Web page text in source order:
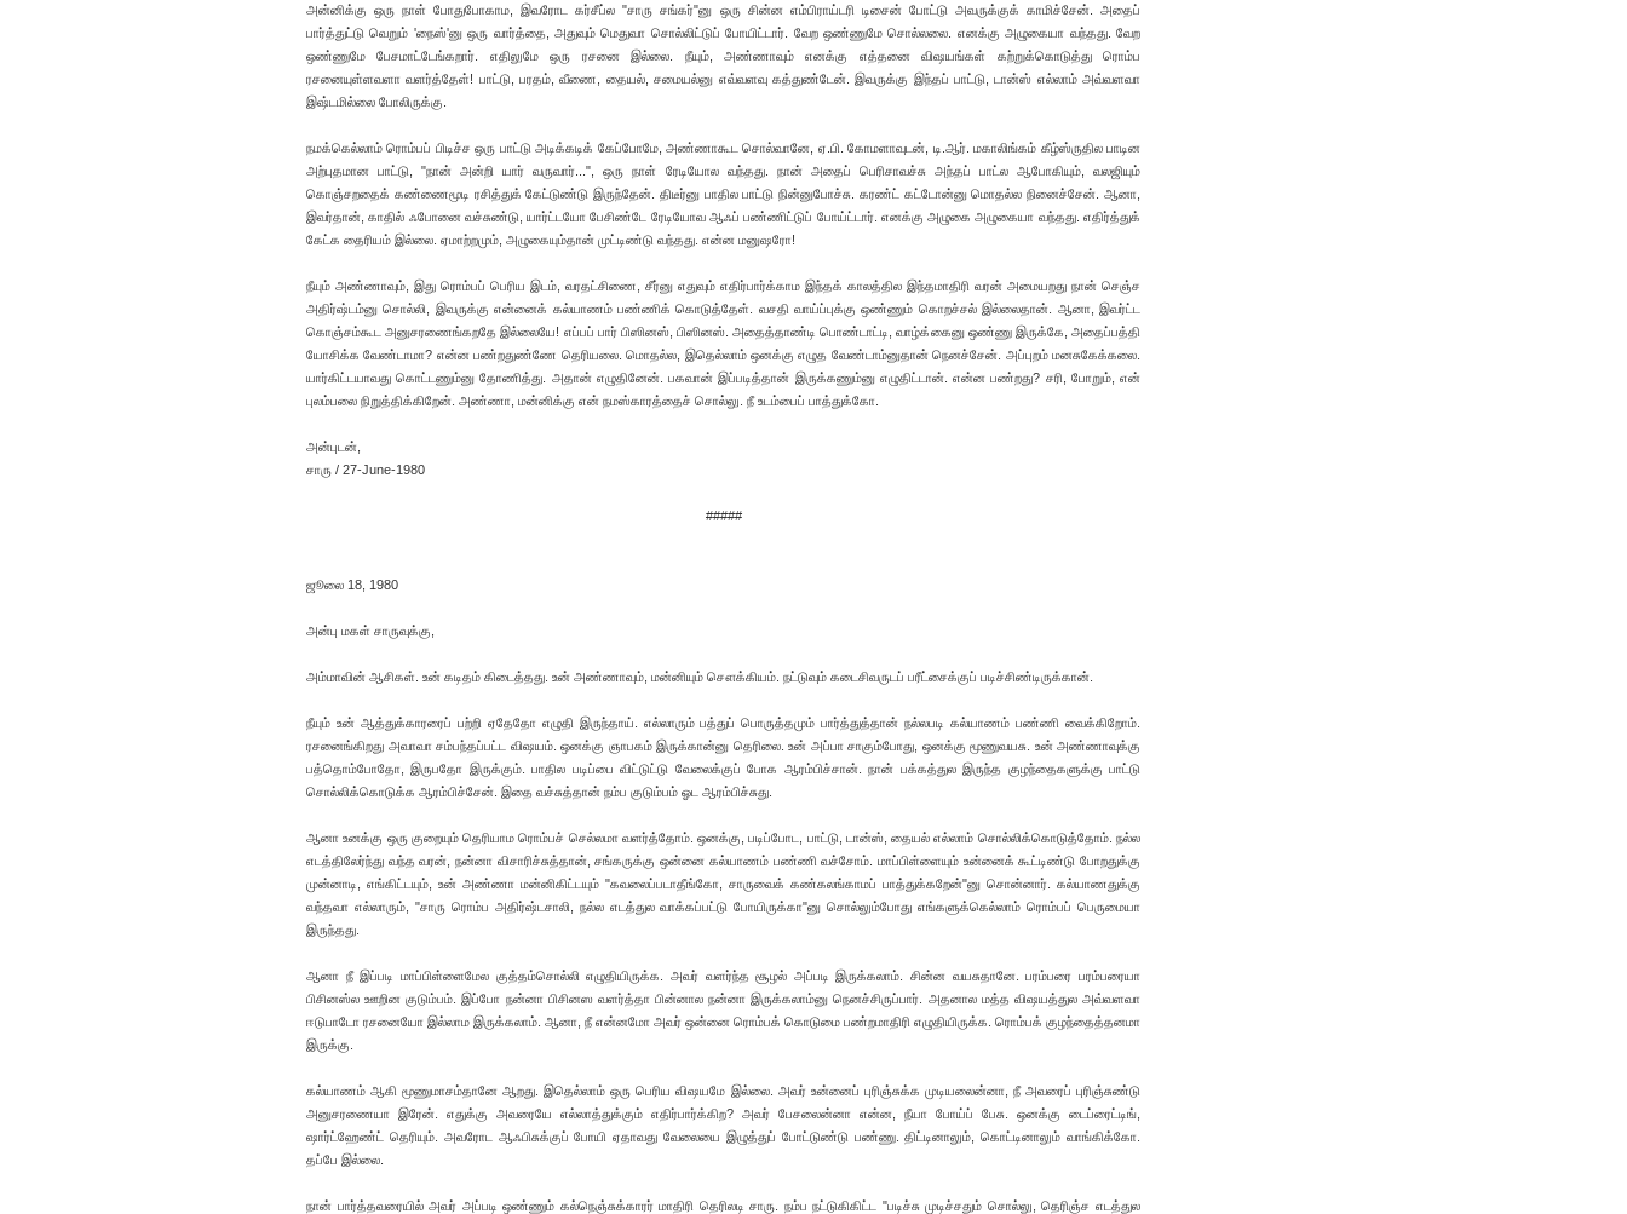
அன்னிக்கு ஒரு நாள் போதுபோகாம, இவரோட கர்சீப்ல "சாரு சங்கர்"னு ஒரு சின்ன எம்பிராய்டரி டிசைன் போட்டு அவருக்குக் காமிச்சேன். அதைப்
பார்த்துட்டு வெறும் 'நைஸ்'னு ஒரு வார்த்தை, அதுவும் மெதுவா சொல்லிட்டுப் போயிட்டார். வேற ஒண்ணுமே சொல்லலை. எனக்கு அழுகையா வந்தது. வேற
ஒண்ணுமே பேசமாட்டேங்கறார். எதிலுமே ஒரு ரசனை இல்லை. நீயும், அண்ணாவும் எனக்கு எத்தனை விஷயங்கள் கற்றுக்கொடுத்து ரொம்ப
ரசனையுள்ளவளா வளர்த்தேள்! பாட்டு, பரதம், வீணை, தையல், சமையல்னு எவ்வளவு கத்துண்டேன். இவருக்கு இந்தப் பாட்டு, டான்ஸ் எல்லாம் அவ்வளவா
இஷ்டமில்லை போலிருக்கு.
நமக்கெல்லாம் ரொம்பப் பிடிச்ச ஒரு பாட்டு அடிக்கடிக் கேப்போமே, அண்ணாகூட சொல்வானே, ஏ.பி. கோமளாவுடன், டி.ஆர். மகாலிங்கம் கீழ்ஸ்ருதில பாடின
அற்புதமான பாட்டு, "நான் அன்றி யார் வருவார்...", ஒரு நாள் ரேடியோல வந்தது. நான் அதைப் பெரிசாவச்சு அந்தப் பாட்ல ஆபோகியும், வலஜியும்
கொஞ்சறதைக் கண்ணைமூடி ரசித்துக் கேட்டுண்டு இருந்தேன். திடீர்னு பாதில பாட்டு நின்னுபோச்சு. கரண்ட் கட்டோன்னு மொதல்ல நினைச்சேன். ஆனா,
இவர்தான், காதில் ஃபோனை வச்சுண்டு, யார்ட்டயோ பேசிண்டே ரேடியோவ ஆஃப் பண்ணிட்டுப் போய்ட்டார். எனக்கு அழுகை அழுகையா வந்தது. எதிர்த்துக்
கேட்க தைரியம் இல்லை. ஏமாற்றமும், அழுகையும்தான் முட்டிண்டு வந்தது. என்ன மனுஷரோ!
நீயும் அண்ணாவும், இது ரொம்பப் பெரிய இடம், வரதட்சிணை, சீர்னு எதுவும் எதிர்பார்க்காம இந்தக் காலத்தில இந்தமாதிரி வரன் அமையறது நான் செஞ்ச
அதிர்ஷ்டம்னு சொல்லி, இவருக்கு என்னைக் கல்யாணம் பண்ணிக் கொடுத்தேள். வசதி வாய்ப்புக்கு ஒண்ணும் கொறச்சல் இல்லைதான். ஆனா, இவர்ட்ட
கொஞ்சம்கூட அனுசரணைங்கறதே இல்லையே! எப்பப் பார் பிஸினஸ், பிஸினஸ். அதைத்தாண்டி பொண்டாட்டி, வாழ்க்கைனு ஒண்ணு இருக்கே, அதைப்பத்தி
யோசிக்க வேண்டாமா? என்ன பண்றதுண்ணே தெரியலை. மொதல்ல, இதெல்லாம் ஒனக்கு எழுத வேண்டாம்னுதான் நெனச்சேன். அப்புறம் மனசுகேக்கலை.
யார்கிட்டயாவது கொட்டணும்னு தோணித்து. அதான் எழுதினேன். பகவான் இப்படித்தான் இருக்கணும்னு எழுதிட்டான். என்ன பண்றது? சரி, போறும், என்
புலம்பலை நிறுத்திக்கிறேன். அண்ணா, மன்னிக்கு என் நமஸ்காரத்தைச் சொல்லு. நீ உடம்பைப் பாத்துக்கோ.
அன்புடன்,
சாரு / 27-June-1980
#####
ஜூலை 18, 1980
அன்பு மகள் சாருவுக்கு,
அம்மாவின் ஆசிகள். உன் கடிதம் கிடைத்தது. உன் அண்ணாவும், மன்னியும் சௌக்கியம். நட்டுவும் கடைசிவருடப் பரீட்சைக்குப் படிச்சிண்டிருக்கான்.
நீயும் உன் ஆத்துக்காரரைப் பற்றி ஏதேதோ எழுதி இருந்தாய். எல்லாரும் பத்துப் பொருத்தமும் பார்த்துத்தான் நல்லபடி கல்யாணம் பண்ணி வைக்கிறோம்.
ரசனைங்கிறது அவாவா சம்பந்தப்பட்ட விஷயம். ஒனக்கு ஞாபகம் இருக்கான்னு தெரிலை. உன் அப்பா சாகும்போது, ஒனக்கு மூணுவயசு. உன் அண்ணாவுக்கு
பத்தொம்போதோ, இருபதோ இருக்கும். பாதில படிப்பை விட்டுட்டு வேலைக்குப் போக ஆரம்பிச்சான். நான் பக்கத்துல இருந்த குழந்தைகளுக்கு பாட்டு
சொல்லிக்கொடுக்க ஆரம்பிச்சேன். இதை வச்சுத்தான் நம்ப குடும்பம் ஓட ஆரம்பிச்சுது.
ஆனா உனக்கு ஒரு குறையும் தெரியாம ரொம்பச் செல்லமா வளர்த்தோம். ஒனக்கு, படிப்போட, பாட்டு, டான்ஸ், தையல் எல்லாம் சொல்லிக்கொடுத்தோம். நல்ல
எடத்திலேர்ந்து வந்த வரன், நன்னா விசாரிச்சுத்தான், சங்கருக்கு ஒன்னை கல்யாணம் பண்ணி வச்சோம். மாப்பிள்ளையும் உன்னைக் கூட்டிண்டு போறதுக்கு
முன்னாடி, எங்கிட்டயும், உன் அண்ணா மன்னிகிட்டயும் "கவலைப்படாதீங்கோ, சாருவைக் கண்கலங்காமப் பாத்துக்கறேன்"னு சொன்னார். கல்யாணதுக்கு
வந்தவா எல்லாரும், "சாரு ரொம்ப அதிர்ஷ்டசாலி, நல்ல எடத்துல வாக்கப்பட்டு போயிருக்கா"னு சொல்லும்போது எங்களுக்கெல்லாம் ரொம்பப் பெருமையா
இருந்தது.
ஆனா நீ இப்படி மாப்பிள்ளைமேல குத்தம்சொல்லி எழுதியிருக்க. அவர் வளர்ந்த சூழல் அப்படி இருக்கலாம். சின்ன வயசுதானே. பரம்பரை பரம்பரையா
பிசினஸ்ல ஊறின குடும்பம். இப்போ நன்னா பிசினஸ வளர்த்தா பின்னால நன்னா இருக்கலாம்னு நெனச்சிருப்பார். அதனால மத்த விஷயத்துல அவ்வளவா
ஈடுபாடோ ரசனையோ இல்லாம இருக்கலாம். ஆனா, நீ என்னமோ அவர் ஒன்னை ரொம்பக் கொடுமை பண்றமாதிரி எழுதியிருக்க. ரொம்பக் குழந்தைத்தனமா
இருக்கு.
கல்யாணம் ஆகி மூணுமாசம்தானே ஆறது. இதெல்லாம் ஒரு பெரிய விஷயமே இல்லை. அவர் உன்னைப் புரிஞ்சுக்க முடியலைன்னா, நீ அவரைப் புரிஞ்சுண்டு
அனுசரணையா இரேன். எதுக்கு அவரையே எல்லாத்துக்கும் எதிர்பார்க்கிற? அவர் பேசலைன்னா என்ன, நீயா போய்ப் பேசு. ஒனக்கு டைப்ரைட்டிங்,
ஷார்ட்ஹேண்ட் தெரியும். அவரோட ஆஃபிசுக்குப் போயி ஏதாவது வேலையை இழுத்துப் போட்டுண்டு பண்ணு. திட்டினாலும், கொட்டினாலும் வாங்கிக்கோ.
தப்பே இல்லை.
நான் பார்த்தவரையில் அவர் அப்படி ஒண்ணும் கல்நெஞ்சுக்காரர் மாதிரி தெரிலடி சாரு. நம்ப நட்டுகிகிட்ட "படிச்சு முடிச்சதும் சொல்லு, தெரிஞ்ச எடத்துல